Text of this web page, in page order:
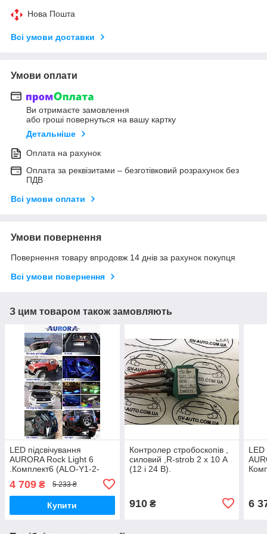
Нова Пошта
Всі умови доставки
Умови оплати
Ви отримаєте замовлення
або гроші повернуться на вашу картку
Детальніше
Оплата на рахунок
Оплата за реквізитами – безготівковий розрахунок без
ПДВ
Всі умови оплати
Умови повернення
Повернення товару впродовж 14 днів за рахунок покупця
Всі умови повернення
З цим товаром також замовляють
LED підсвічування
AURORA Rock Light 6
.Комплект6 (ALO-Y1-2-
4 709 ₴ 5 233 ₴
Купити
Контролер стробоскопів ,
силовий ,R-strob 2 х 10 А
(12 і 24 В).
910₴
LED
6